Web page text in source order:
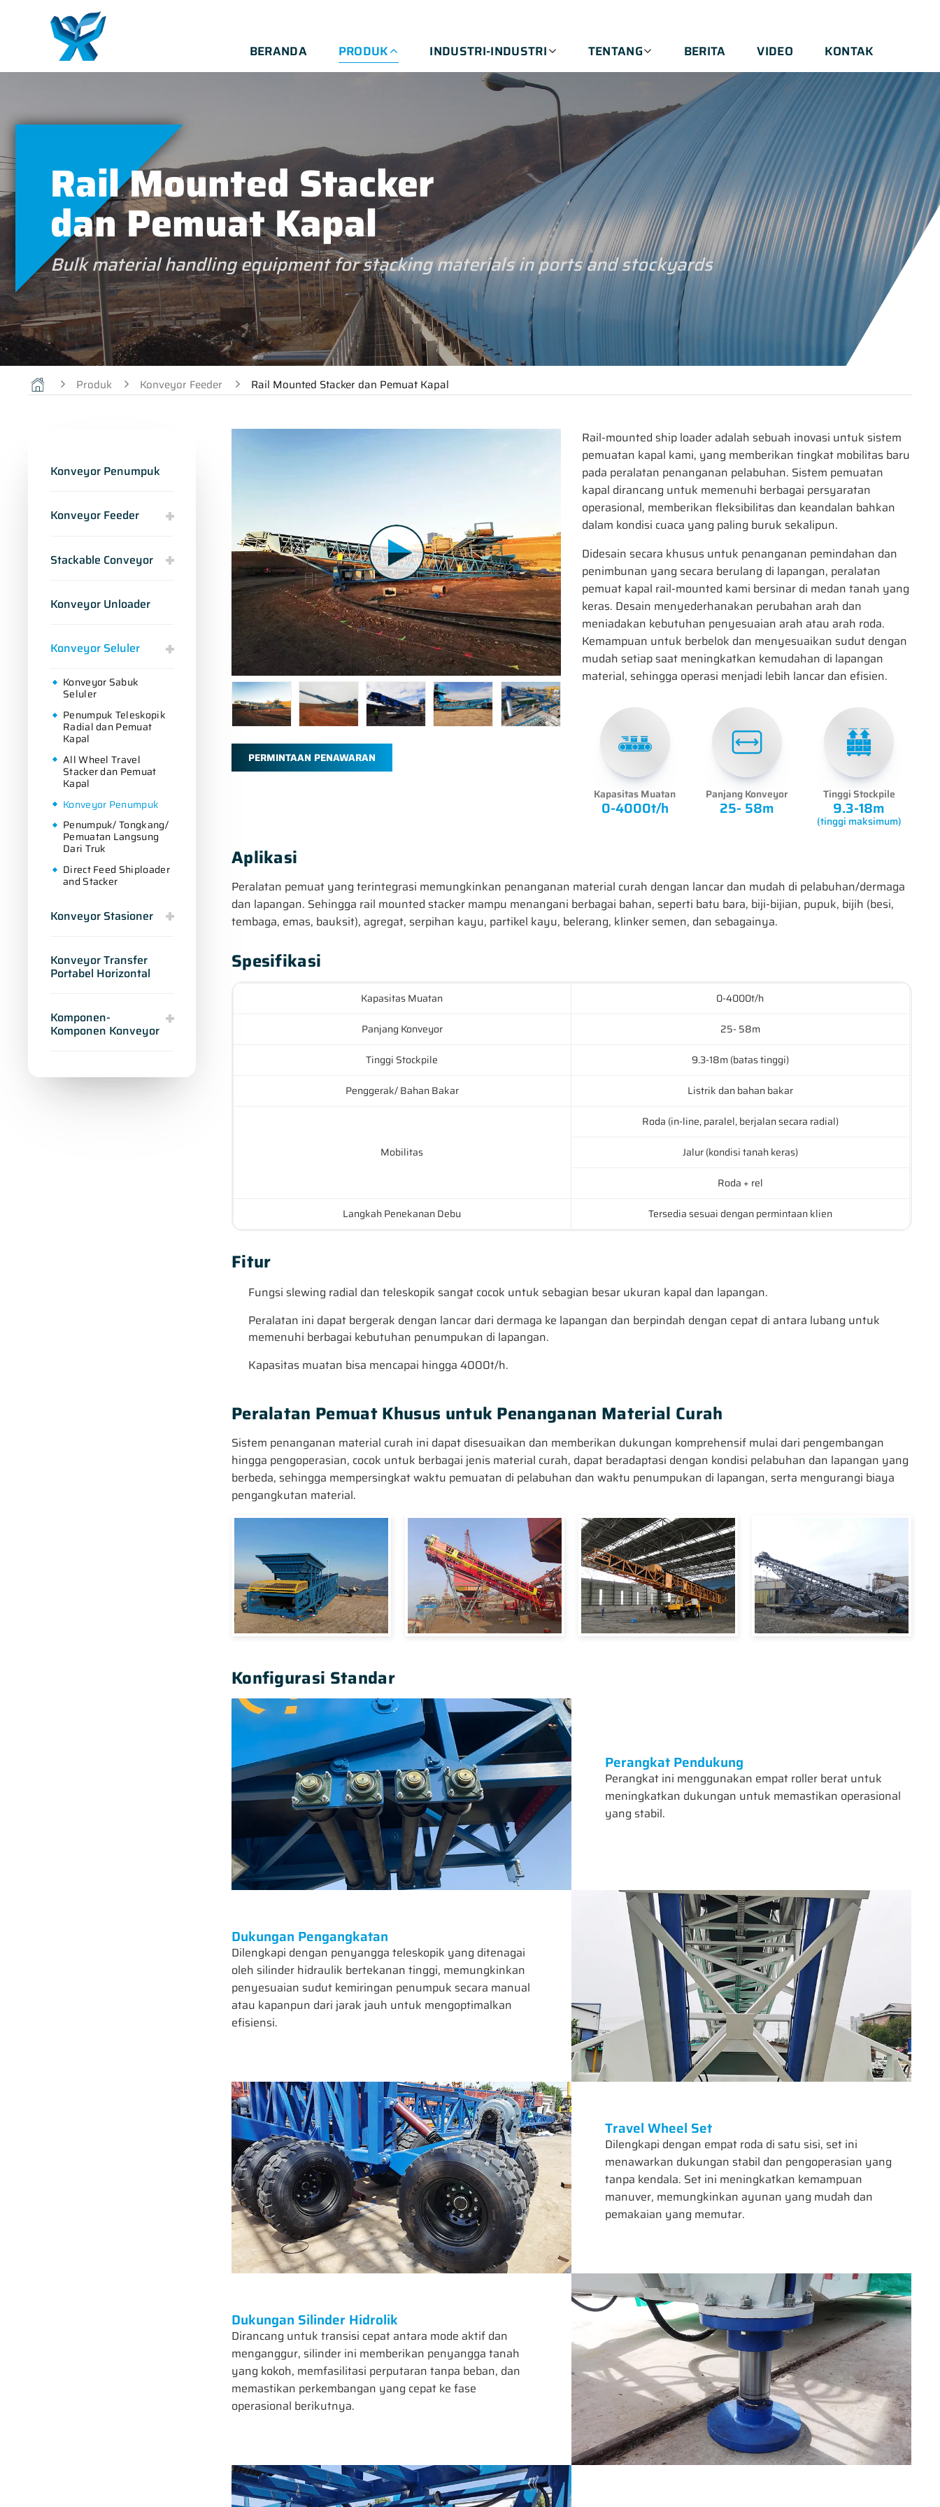
BERANDA PRODUK INDUSTRI-INDUSTRI TENTANG BERITA VIDEO KONTAK
Rail Mounted Stacker
dan Pemuat Kapal
Bulk material handling equipment for stacking materials in ports and stockyards
Produk Konveyor Feeder Rail Mounted Stacker dan Pemuat Kapal
PERMINTAAN PENAWARAN
Rail-mounted ship loader adalah sebuah inovasi untuk sistem
pemuatan kapal kami, yang memberikan tingkat mobilitas baru
pada peralatan penanganan pelabuhan. Sistem pemuatan
kapal dirancang untuk memenuhi berbagai persyaratan
operasional, memberikan fleksibilitas dan keandalan bahkan
dalam kondisi cuaca yang paling buruk sekalipun.
Didesain secara khusus untuk penanganan pemindahan dan
penimbunan yang secara berulang di lapangan, peralatan
pemuat kapal rail-mounted kami bersinar di medan tanah yang
keras. Desain menyederhanakan perubahan arah dan
meniadakan kebutuhan penyesuaian arah atau arah roda.
Kemampuan untuk berbelok dan menyesuaikan sudut dengan
mudah setiap saat meningkatkan kemudahan di lapangan
material, sehingga operasi menjadi lebih lancar dan efisien.
Kapasitas Muatan
0-4000t/h
Panjang Konveyor
25- 58m
Tinggi Stockpile
9.3-18m
(tinggi maksimum)
Aplikasi
Peralatan pemuat yang terintegrasi memungkinkan penanganan material curah dengan lancar dan mudah di pelabuhan/dermaga
dan lapangan. Sehingga rail mounted stacker mampu menangani berbagai bahan, seperti batu bara, biji-bijian, pupuk, bijih (besi,
tembaga, emas, bauksit), agregat, serpihan kayu, partikel kayu, belerang, klinker semen, dan sebagainya.
Spesifikasi
Kapasitas Muatan
0-4000t/h
Panjang Konveyor
25- 58m
Tinggi Stockpile
9.3-18m (batas tinggi)
Penggerak/ Bahan Bakar
Listrik dan bahan bakar
Mobilitas
Roda (in-line, paralel, berjalan secara radial)
Jalur (kondisi tanah keras)
Roda + rel
Langkah Penekanan Debu
Tersedia sesuai dengan permintaan klien
Fitur
Fungsi slewing radial dan teleskopik sangat cocok untuk sebagian besar ukuran kapal dan lapangan.
Peralatan ini dapat bergerak dengan lancar dari dermaga ke lapangan dan berpindah dengan cepat di antara lubang untuk
memenuhi berbagai kebutuhan penumpukan di lapangan.
Kapasitas muatan bisa mencapai hingga 4000t/h.
Peralatan Pemuat Khusus untuk Penanganan Material Curah
Sistem penanganan material curah ini dapat disesuaikan dan memberikan dukungan komprehensif mulai dari pengembangan
hingga pengoperasian, cocok untuk berbagai jenis material curah, dapat beradaptasi dengan kondisi pelabuhan dan lapangan yang
berbeda, sehingga mempersingkat waktu pemuatan di pelabuhan dan waktu penumpukan di lapangan, serta mengurangi biaya
pengangkutan material.
Konfigurasi Standar
Perangkat Pendukung
Perangkat ini menggunakan empat roller berat untuk
meningkatkan dukungan untuk memastikan operasional
yang stabil.
Dukungan Pengangkatan
Dilengkapi dengan penyangga teleskopik yang ditenagai
oleh silinder hidraulik bertekanan tinggi, memungkinkan
penyesuaian sudut kemiringan penumpuk secara manual
atau kapanpun dari jarak jauh untuk mengoptimalkan
efisiensi.
Travel Wheel Set
Dilengkapi dengan empat roda di satu sisi, set ini
menawarkan dukungan stabil dan pengoperasian yang
tanpa kendala. Set ini meningkatkan kemampuan
manuver, memungkinkan ayunan yang mudah dan
pemakaian yang memutar.
Dukungan Silinder Hidrolik
Dirancang untuk transisi cepat antara mode aktif dan
menganggur, silinder ini memberikan penyangga tanah
yang kokoh, memfasilitasi perputaran tanpa beban, dan
memastikan perkembangan yang cepat ke fase
operasional berikutnya.
Konveyor Penumpuk
Konveyor Feeder
Stackable Conveyor
Konveyor Unloader
Konveyor Seluler
Konveyor Sabuk
Seluler
Penumpuk Teleskopik
Radial dan Pemuat
Kapal
All Wheel Travel
Stacker dan Pemuat
Kapal
Konveyor Penumpuk
Penumpuk/ Tongkang/
Pemuatan Langsung
Dari Truk
Direct Feed Shiploader
and Stacker
Konveyor Stasioner
Konveyor Transfer
Portabel Horizontal
Komponen-
Komponen Konveyor